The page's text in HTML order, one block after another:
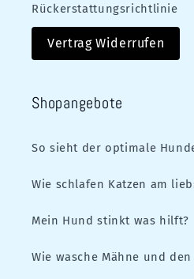
Rückerstattungsrichtlinie
Vertrag Widerrufen
Shopangebote
So sieht der optimale
Wie schlafen Katzen am
Mein Hund stinkt was hilft?
Wie wasche Mähne und